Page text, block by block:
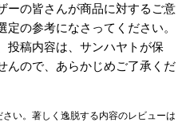
ーの皆さんが商品に対するご意
の参考になさってください。
投稿内容は、サンハヤトが保
んので、あらかじめご了承くだ
い。著しく逸脱する内容のレビューは